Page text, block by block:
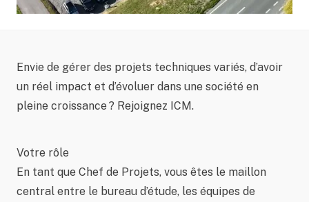
Envie de gérer des projets techniques variés, d’avoir
un réel impact et d’évoluer dans une société en
pleine croissance ? Rejoignez ICM.
Votre rôle
En tant que Chef de Projets, vous êtes le maillon
central entre le bureau d’étude, les équipes de